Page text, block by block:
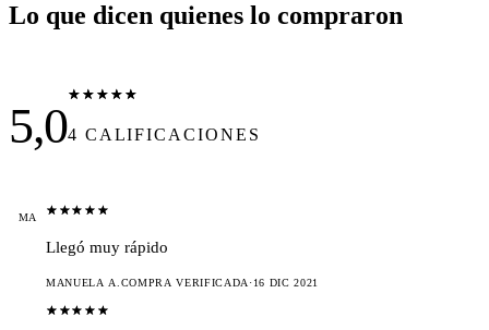
Lo que dicen quienes lo compraron
5,04 CALIFICACIONES
MA
Llegó muy rápido
MANUELA A. COMPRA VERIFICADA · 16 DIC 2021